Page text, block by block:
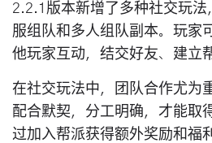
2.2.1版本新增了多种社交玩
服组队和多人组队副本。玩家
他玩家互动，结交好友、建立
在社交玩法中，团队合作尤为
配合默契，分工明确，才能取
过加入帮派获得额外奖励和福